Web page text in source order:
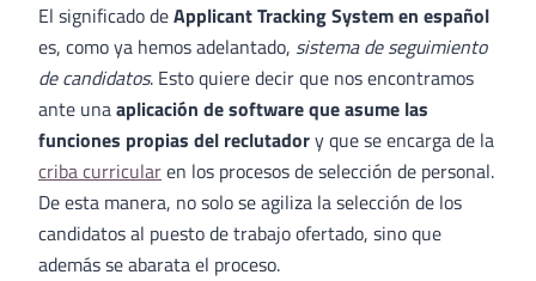
El significado deApplicant Tracking System en español
es, como ya hemos adelantado, sistema de seguimiento
de candidatos. Esto quiere decir que nos encontramos
ante unaaplicación de software que asume las
funciones propias del reclutadory que se encarga de la
criba curricularen los procesos de selección de personal.
De esta manera, no solo se agiliza la selección de los
candidatos al puesto de trabajo ofertado, sino que
además se abarata el proceso.